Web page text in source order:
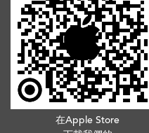
在Apple Store